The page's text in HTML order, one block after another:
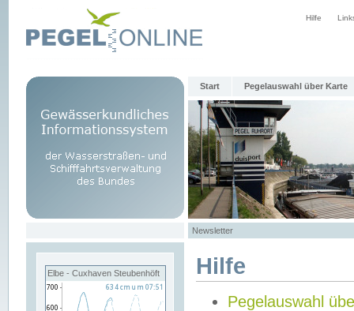
Hilfe
Start Pegelauswahl über Karte
Newsletter
Elbe - Cuxhaven Steubenhöft Hilfe
Pegelauswahl